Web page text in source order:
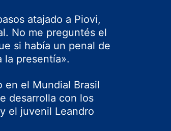
atajado a Piovi,
No me preguntés el
si había un penal de
la presentía».
en el Mundial Brasil
desarrolla con los
el juvenil Leandro